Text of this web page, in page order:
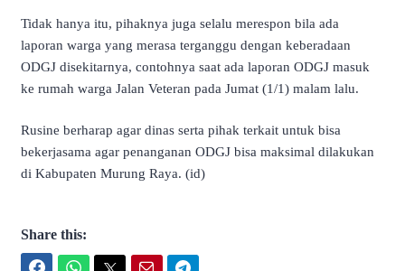
Tidak hanya itu, pihaknya juga selalu merespon bila ada
laporan warga yang merasa terganggu dengan keberadaan
ODGJ disekitarnya, contohnya saat ada laporan ODGJ masuk
ke rumah warga Jalan Veteran pada Jumat (1/1) malam lalu.
Rusine berharap agar dinas serta pihak terkait untuk bisa
bekerjasama agar penanganan ODGJ bisa maksimal dilakukan
di Kabupaten Murung Raya. (id)
Share this: